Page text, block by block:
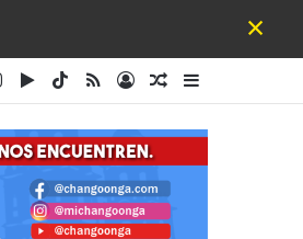
Powered by SendPulse
×
Instagram
Google Play
TikTok
RSSAccesoPublicación al
Barra lateral